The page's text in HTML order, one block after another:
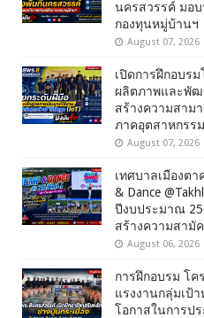
นครสวรรค์ มอ
กองทุนหมู่บ้านฯ
August 07, 2026
เปิดการฝึกอบร
ผลิตภาพและพัฒ
สร้างความสาม
ภาคอุตสาหกรรม
August 07, 2026
เทศบาลเมืองตา
& Dance
ปีงบประมาณ
สร้างความสา
August 06, 2026
การฝึกอบรม โค
แรงงานกลุ่มเป้า
โอกาสในการป